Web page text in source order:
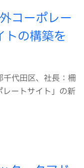
コーポレー
トの構築を
代田区、社長：柵
ートサイト」の新